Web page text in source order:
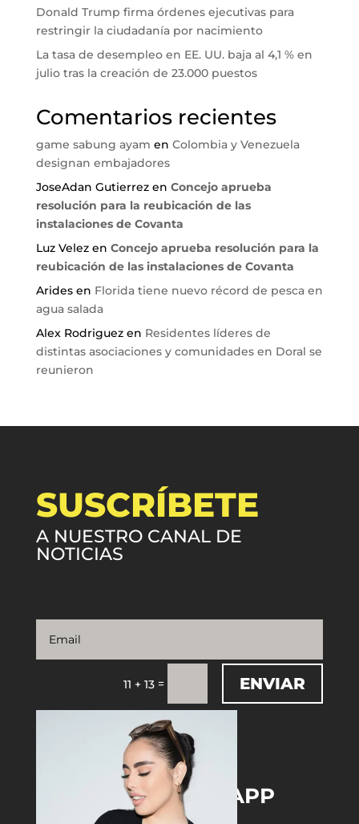
Donald Trump firma órdenes ejecutivas para
restringir la ciudadanía por nacimiento
La tasa de desempleo en EE. UU. baja al 4,1 % en
julio tras la creación de 23.000 puestos
Comentarios recientes
game sabung ayam en Colombia y Venezuela
designan embajadores
JoseAdan Gutierrezen Concejo aprueba
resolución para la reubicación de las
instalaciones de Covanta
Luz Velezen Concejo aprueba resolución para la
reubicación de las instalaciones de Covanta
Aridesen Florida tiene nuevo récord de pesca en
agua salada
Alex Rodriguezen Residentes líderes de
distintas asociaciones y comunidades en Doral se
reunieron
SUSCRÍBETE
A NUESTRO CANAL DE
NOTICIAS
11 + 13 = ENVIAR
DOWNLOAD THE APP